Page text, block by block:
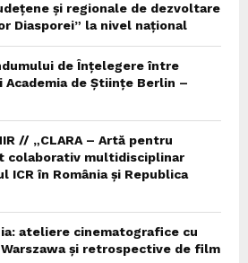
și regionale de dezvoltare
Diasporei” la nivel național
de Înțelegere între
Academia de Științe Berlin –
// „CLARA – Artă pentru
colaborativ multidisciplinar
ICR în România și Republica
ateliere cinematografice cu
și retrospective de film